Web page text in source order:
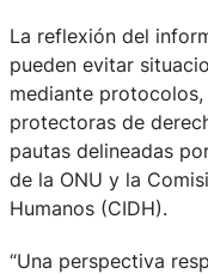
La reflexión del
pueden evitar
mediante
protectoras de
pautas delineadas
de la ONU y la
Humanos (CIDH).
“Una perspectiva